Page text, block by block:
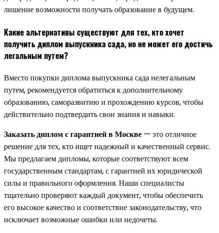
лишение возможности получать образование в будущем.
Какие альтернативы существуют для тех, кто хочет
получить диплом выпускника сада, но не может его достичь
легальным путем?
Вместо покупки диплома выпускника сада нелегальным
путем, рекомендуется обратиться к дополнительному
образованию, саморазвитию и прохождению курсов, чтобы
действительно подтвердить свои знания и навыки.
Заказать диплом с гарантией в Москве — это отличное
решение для тех, кто ищет надежный и качественный сервис.
Мы предлагаем дипломы, которые соответствуют всем
государственным стандартам, с гарантией их юридической
силы и правильного оформления. Наши специалисты
тщательно проверяют каждый документ, чтобы обеспечить
его высокое качество и соответствие законодательству, что
исключает возможные ошибки или недочеты.